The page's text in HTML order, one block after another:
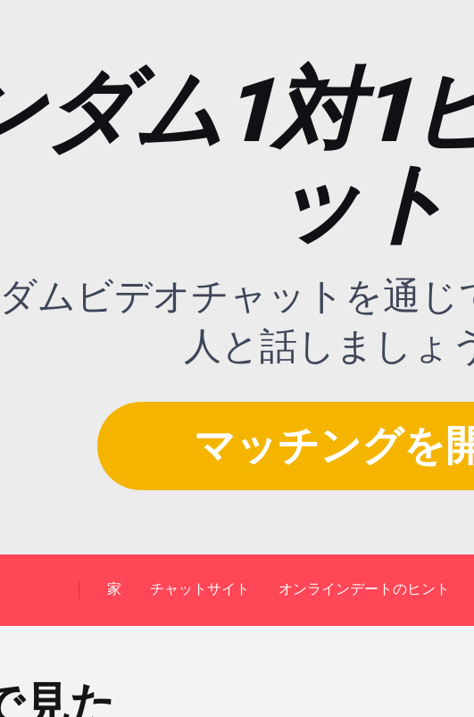
ダム1対1
ット
ムビデオチャットを通じ
人と話しましょ
マッチングを
家 チャットサイト オンラインデートのヒント
見た